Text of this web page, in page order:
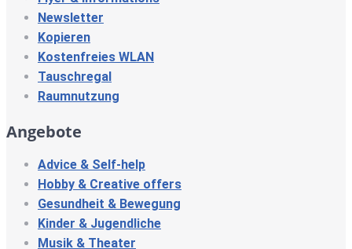
Newsletter
Kopieren
Kostenfreies WLAN
Tauschregal
Raumnutzung
Angebote
Advice & Self-help
Hobby & Creative offers
Gesundheit & Bewegung
Kinder & Jugendliche
Musik & Theater